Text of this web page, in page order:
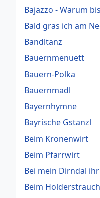
Bajazzo - Warum
Bald gras ich am
Bandltanz
Bauernmenuett
Bauern-Polka
Bauernmadl
Bayernhymne
Bayrische Gstanzl
Beim Kronenwirt
Beim Pfarrwirt
Bei mein Dirndal
Beim Holderstrauch